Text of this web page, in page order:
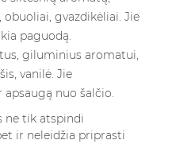
gvazdikėliai. Jie
paguodą.
giluminius aromatui,
vanilė. Jie
nuo šalčio.
ne tik atspindi
ir neleidžia priprasti